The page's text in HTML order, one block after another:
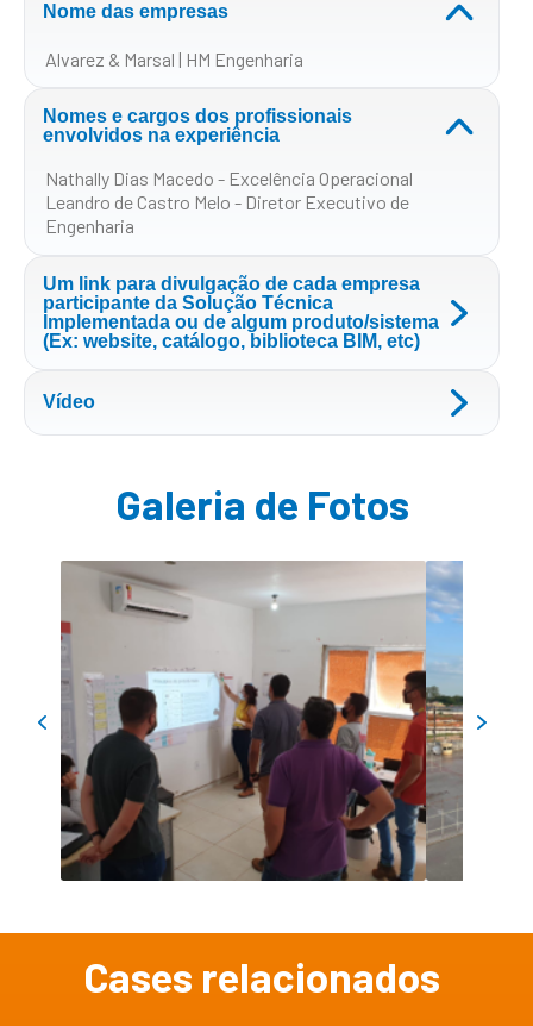
Nome das empresas
Alvarez & Marsal | HM Engenharia
Nomes e cargos dos profissionais
envolvidos na experiência
Nathally Dias Macedo - Excelência Operacional
Leandro de Castro Melo - Diretor Executivo de
Engenharia
Um link para divulgação de cada empresa
participante da Solução Técnica
Implementada ou de algum produto/sistema
(Ex: website, catálogo, biblioteca BIM, etc)
Vídeo
Galeria de Fotos
Cases relacionados